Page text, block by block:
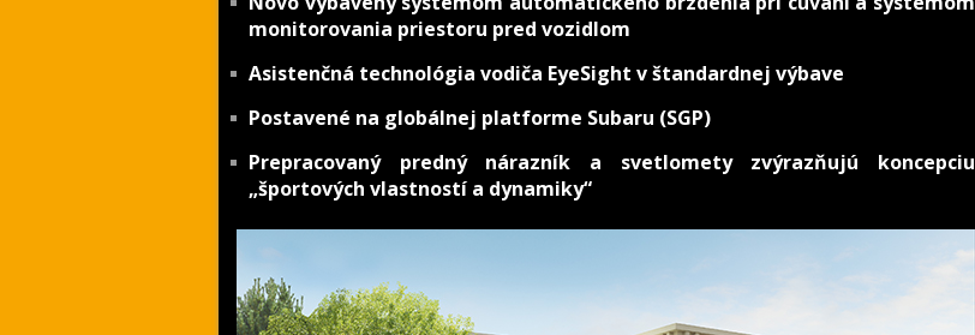
monitorovania priestoru pred vozidlom
Asistenčná technológia vodiča EyeSight v štandardnej výbave
Postavené na globálnej platforme Subaru (SGP)
Prepracovaný predný nárazník a svetlomety zvýrazňujú koncepciu
„športových vlastností a dynamiky“